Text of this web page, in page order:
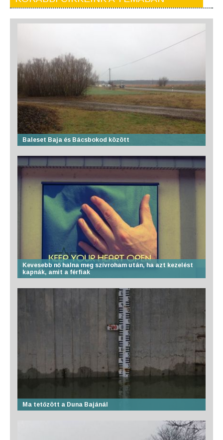
Baleset Baja és Bácsbokod között
Kevesebb nő halna meg szívroham után, ha azt kezelést
kapnák, amit a férfiak
Ma tetőzött a Duna Bajánál